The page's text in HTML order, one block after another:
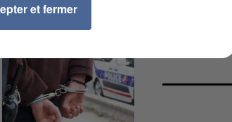
TOURNEZ
et fermer